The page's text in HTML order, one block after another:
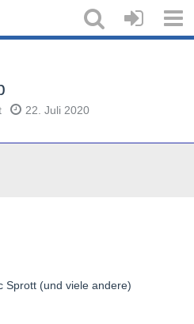
22. Juli 2020
Sprott (und viele andere)